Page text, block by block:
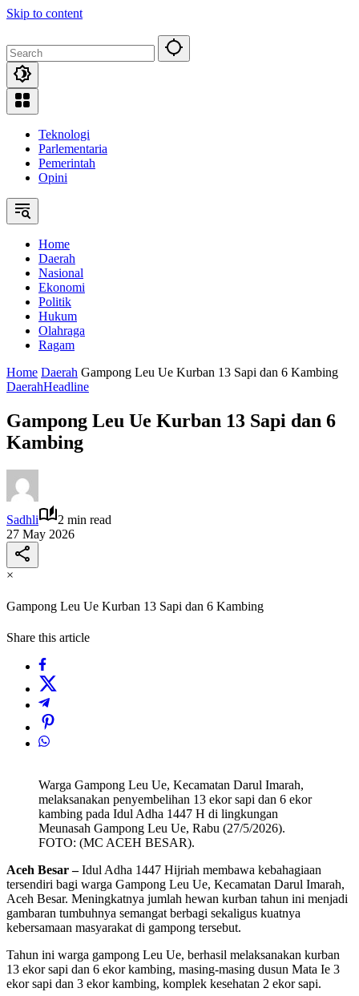
Skip to content
Teknologi
Parlementaria
Pemerintah
Opini
Home
Daerah
Nasional
Ekonomi
Politik
Hukum
Olahraga
Ragam
Home Daerah Gampong Leu Ue Kurban 13 Sapi dan 6 Kambing
DaerahHeadline
Gampong Leu Ue Kurban 13 Sapi dan 6
Kambing
Sadhli
2 min read
27 May 2026
×
Gampong Leu Ue Kurban 13 Sapi dan 6 Kambing
Share this article
Warga Gampong Leu Ue, Kecamatan Darul Imarah,
melaksanakan penyembelihan 13 ekor sapi dan 6 ekor
kambing pada Idul Adha 1447 H di lingkungan
Meunasah Gampong Leu Ue, Rabu (27/5/2026).
FOTO: (MC ACEH BESAR).
Aceh Besar –Idul Adha 1447 Hijriah membawa kebahagiaan
tersendiri bagi warga Gampong Leu Ue, Kecamatan Darul Imarah,
Aceh Besar. Meningkatnya jumlah hewan kurban tahun ini menjadi
gambaran tumbuhnya semangat berbagi sekaligus kuatnya
kebersamaan masyarakat di gampong tersebut.
Tahun ini warga gampong Leu Ue, berhasil melaksanakan kurban
13 ekor sapi dan 6 ekor kambing, masing-masing dusun Mata Ie 3
ekor sapi dan 3 ekor kambing, komplek kesehatan 2 ekor sapi.